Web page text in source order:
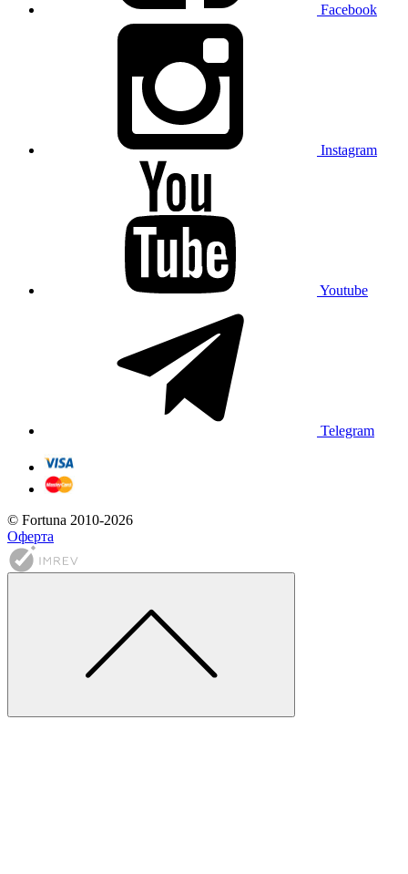
Facebook
Instagram
Youtube
Telegram
© Fortuna 2010-2026
Оферта